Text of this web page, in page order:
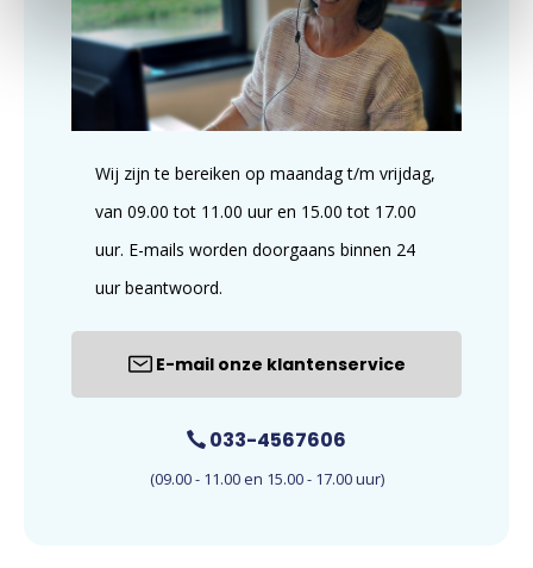
Wij zijn te bereiken op maandag t/m vrijdag,
van 09.00 tot 11.00 uur en 15.00 tot 17.00
uur. E-mails worden doorgaans binnen 24
uur beantwoord.
E-mail onze klantenservice
033-4567606
(09.00 - 11.00 en 15.00 - 17.00 uur)